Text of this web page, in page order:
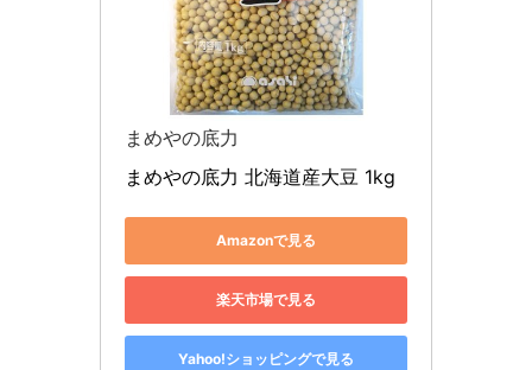
まめやの底力
まめやの底力 北海道産大豆 1kg
Amazonで見る
楽天市場で見る
Yahoo!ショッピングで見る